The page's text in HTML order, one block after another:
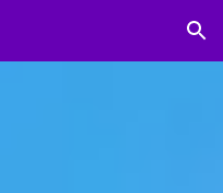
Skip to navigation